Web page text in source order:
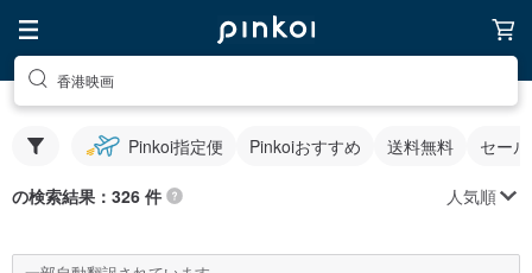
香港映画
Pinkoi指定便 Pinkoiおすすめ 送料無料 セー
の検索結果：326 件 人気順